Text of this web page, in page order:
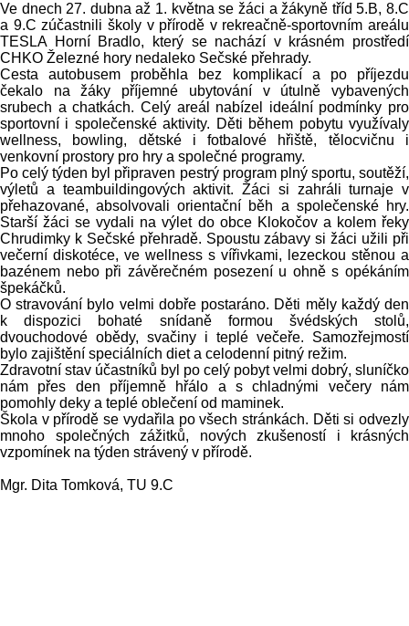
Ve dnech 27. dubna až 1. května se žáci a žákyně tříd 5.B, 8.C
a 9.C zúčastnili školy v přírodě v rekreačně-sportovním areálu
TESLA Horní Bradlo, který se nachází v krásném prostředí
CHKO Železné hory nedaleko Sečské přehrady.
Cesta autobusem proběhla bez komplikací a po příjezdu
čekalo na žáky příjemné ubytování v útulně vybavených
srubech a chatkách. Celý areál nabízel ideální podmínky pro
sportovní i společenské aktivity. Děti během pobytu využívaly
wellness, bowling, dětské i fotbalové hřiště, tělocvičnu i
venkovní prostory pro hry a společné programy.
Po celý týden byl připraven pestrý program plný sportu, soutěží,
výletů a teambuildingových aktivit. Žáci si zahráli turnaje v
přehazované, absolvovali orientační běh a společenské hry.
Starší žáci se vydali na výlet do obce Klokočov a kolem řeky
Chrudimky k Sečské přehradě. Spoustu zábavy si žáci užili při
večerní diskotéce, ve wellness s vířivkami, lezeckou stěnou a
bazénem nebo při závěrečném posezení u ohně s opékáním
špekáčků.
O stravování bylo velmi dobře postaráno. Děti měly každý den
k dispozici bohaté snídaně formou švédských stolů,
dvouchodové obědy, svačiny i teplé večeře. Samozřejmostí
bylo zajištění speciálních diet a celodenní pitný režim.
Zdravotní stav účastníků byl po celý pobyt velmi dobrý, sluníčko
nám přes den příjemně hřálo a s chladnými večery nám
pomohly deky a teplé oblečení od maminek.
Škola v přírodě se vydařila po všech stránkách. Děti si odvezly
mnoho společných zážitků, nových zkušeností i krásných
vzpomínek na týden strávený v přírodě.
Mgr. Dita Tomková, TU 9.C